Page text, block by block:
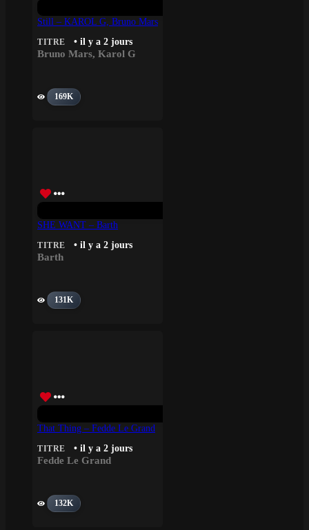
Still – KAROL G, Bruno Mars
TITRE • il y a 2 jours
Bruno Mars, Karol G
169K
SHE WANT – Barth
TITRE • il y a 2 jours
Barth
131K
That Thing – Fedde Le Grand
TITRE • il y a 2 jours
Fedde Le Grand
132K